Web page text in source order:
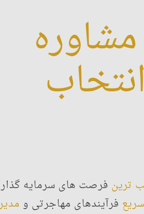
مشاوره
انتخاب
ترین فرصت های سرمایه
فرآیندهای مهاجرتی و